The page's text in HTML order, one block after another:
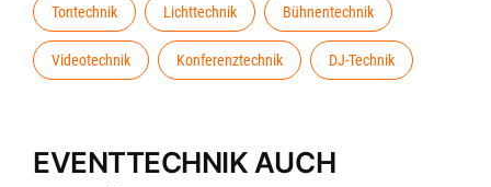
Tontechnik Lichttechnik Bühnentechnik
Videotechnik Konferenztechnik DJ-Technik
EVENTTECHNIK AUCH